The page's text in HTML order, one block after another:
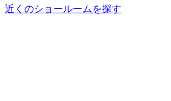
近くのショールームを探す